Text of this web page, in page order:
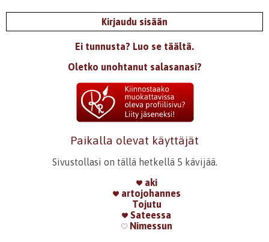
Kirjaudu sisään
Ei tunnusta? Luo se täältä.
Oletko unohtanut salasanasi?
Paikalla olevat käyttäjät
Sivustollasi on tällä hetkellä 5 kävijää.
aki
artojohannes
Tojutu
Sateessa
Nimessun